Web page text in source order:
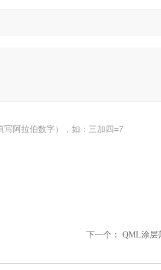
写阿拉伯数字），如：三加四=7
下一个： QML涂层